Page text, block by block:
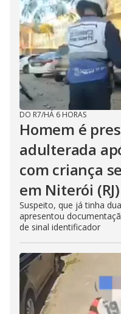
DO R7/HÁ 6 HORAS
Homem é
adulterada
com criança
em Niterói (RJ)
Suspeito, que já tinha
apresentou
de sinal identificador